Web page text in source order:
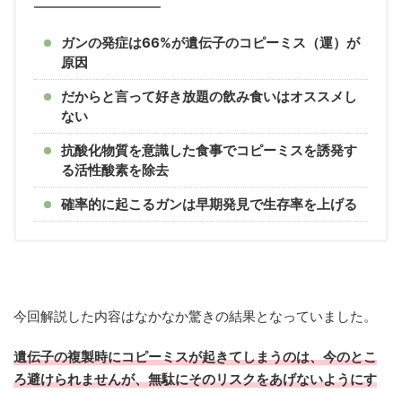
ガンの発症は66%が遺伝子のコピーミス（運）が
原因
だからと言って好き放題の飲み食いはオススメし
ない
抗酸化物質を意識した食事でコピーミスを誘発す
る活性酸素を除去
確率的に起こるガンは早期発見で生存率を上げる
今回解説した内容はなかなか驚きの結果となっていました。
遺伝子の複製時にコピーミスが起きてしまうのは、今のとこ
ろ避けられませんが、無駄にそのリスクをあげないようにす